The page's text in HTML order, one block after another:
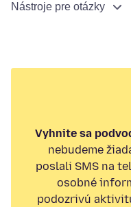
Nástroje pre otázky
Vyhnite sa
nebudeme
poslali SMS na
osobné
podozrivú